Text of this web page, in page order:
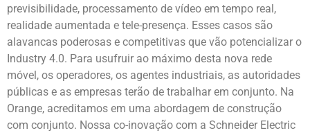
previsibilidade, processamento de vídeo em tempo real,
realidade aumentada e tele-presença. Esses casos são
alavancas poderosas e competitivas que vão potencializar o
Industry 4.0. Para usufruir ao máximo desta nova rede
móvel, os operadores, os agentes industriais, as autoridades
públicas e as empresas terão de trabalhar em conjunto. Na
Orange, acreditamos em uma abordagem de construção
com conjunto. Nossa co-inovação com a Schneider Electric